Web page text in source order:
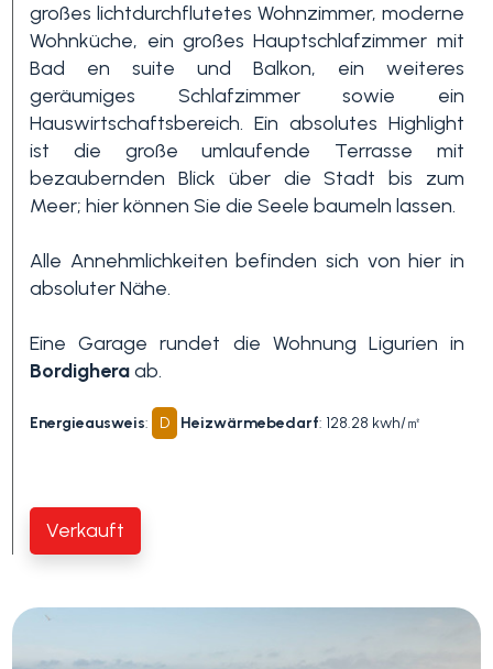
großes lichtdurchflutetes Wohnzimmer, moderne
Wohnküche, ein großes Hauptschlafzimmer mit
Bad en suite und Balkon, ein weiteres
geräumiges Schlafzimmer sowie ein
Hauswirtschaftsbereich. Ein absolutes Highlight
ist die große umlaufende Terrasse mit
bezaubernden Blick über die Stadt bis zum
Meer; hier können Sie die Seele baumeln lassen.
Alle Annehmlichkeiten befinden sich von hier in
absoluter Nähe.
Eine Garage rundet die Wohnung Ligurien in
Bordigheraab.
Energieausweis: D Heizwärmebedarf: 128.28 kwh/㎡
Verkauft
Andere
Optionen
-
Mehrfachauswahl
Meerblick